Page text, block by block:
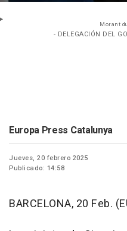
Morant
- DELEGACIÓN DEL
Europa Press Catalunya
Jueves, 20 febrero 2025
Publicado: 14:58
BARCELONA, 20 Feb.